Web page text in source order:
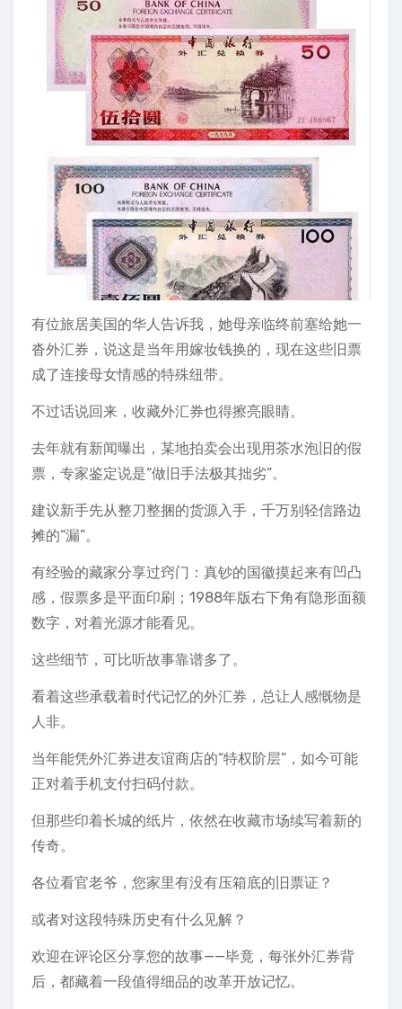
有位旅居美国的华人告诉我，她母亲临终前塞给她一
沓外汇券，说这是当年用嫁妆钱换的，现在这些旧票
成了连接母女情感的特殊纽带。
不过话说回来，收藏外汇券也得擦亮眼睛。
去年就有新闻曝出，某地拍卖会出现用茶水泡旧的假
票，专家鉴定说是“做旧手法极其拙劣”。
建议新手先从整刀整捆的货源入手，千万别轻信路边
摊的“漏”。
有经验的藏家分享过窍门：真钞的国徽摸起来有凹凸
感，假票多是平面印刷；1988年版右下角有隐形面额
数字，对着光源才能看见。
这些细节，可比听故事靠谱多了。
看着这些承载着时代记忆的外汇券，总让人感慨物是
人非。
当年能凭外汇券进友谊商店的“特权阶层”，如今可能
正对着手机支付扫码付款。
但那些印着长城的纸片，依然在收藏市场续写着新的
传奇。
各位看官老爷，您家里有没有压箱底的旧票证？
或者对这段特殊历史有什么见解？
欢迎在评论区分享您的故事——毕竟，每张外汇券背
后，都藏着一段值得细品的改革开放记忆。